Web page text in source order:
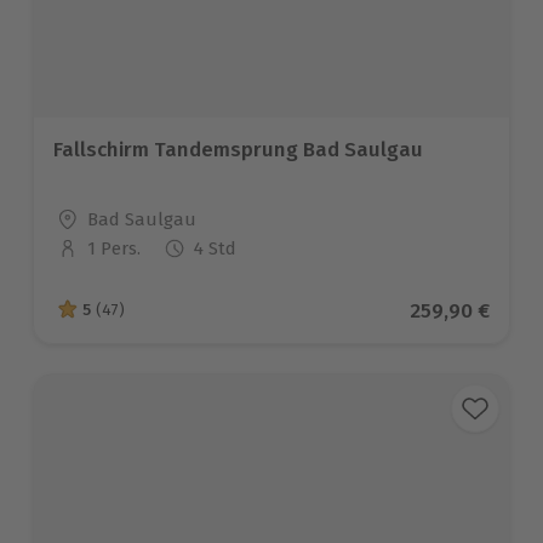
Fallschirm Tandemsprung Bad Saulgau
Standort
Bad Saulgau
Anzahl der Teilnehmer
1 Pers. 4 Std
5 von 5 Sternen basierend auf 47 Bewertungen
5 (47) Aktueller
259,90 €